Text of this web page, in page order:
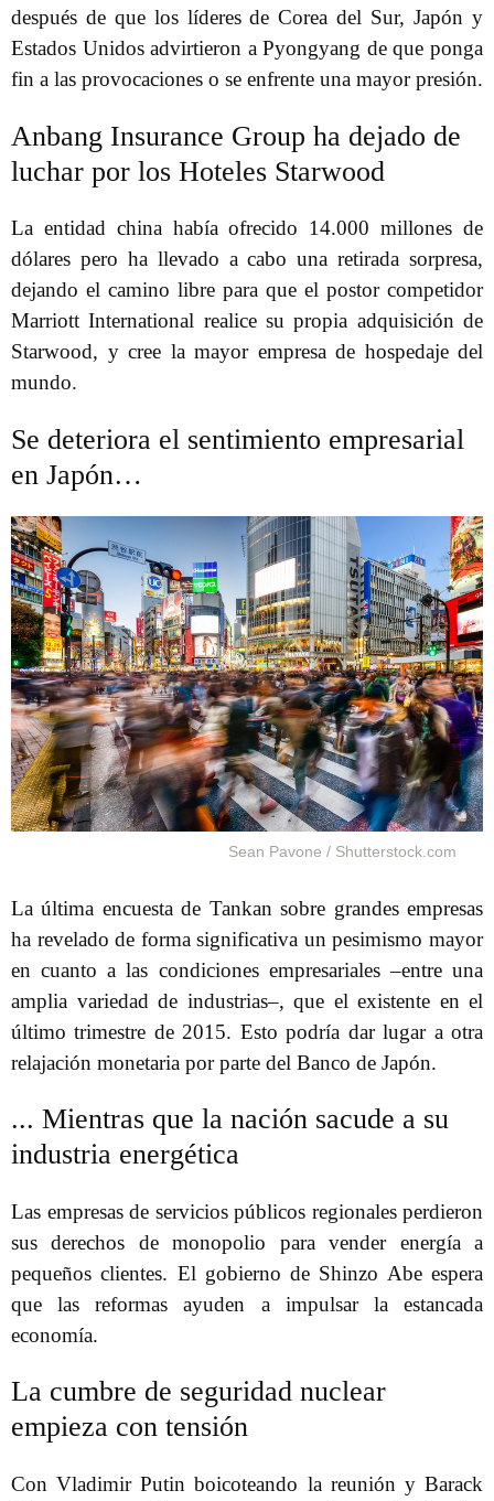
después de que los líderes de Corea del Sur, Japón y
Estados Unidos advirtieron a Pyongyang de que ponga
fin a las provocaciones o se enfrente una mayor presión.
Anbang Insurance Group ha dejado de
luchar por los Hoteles Starwood
La entidad china había ofrecido 14.000 millones de
dólares pero ha llevado a cabo una retirada sorpresa,
dejando el camino libre para que el postor competidor
Marriott International realice su propia adquisición de
Starwood, y cree la mayor empresa de hospedaje del
mundo.
Se deteriora el sentimiento empresarial
en Japón…
Sean Pavone / Shutterstock.com
La última encuesta de Tankan sobre grandes empresas
ha revelado de forma significativa un pesimismo mayor
en cuanto a las condiciones empresariales –entre una
amplia variedad de industrias–, que el existente en el
último trimestre de 2015. Esto podría dar lugar a otra
relajación monetaria por parte del Banco de Japón.
... Mientras que la nación sacude a su
industria energética
Las empresas de servicios públicos regionales perdieron
sus derechos de monopolio para vender energía a
pequeños clientes. El gobierno de Shinzo Abe espera
que las reformas ayuden a impulsar la estancada
economía.
La cumbre de seguridad nuclear
empieza con tensión
Con Vladimir Putin boicoteando la reunión y Barack